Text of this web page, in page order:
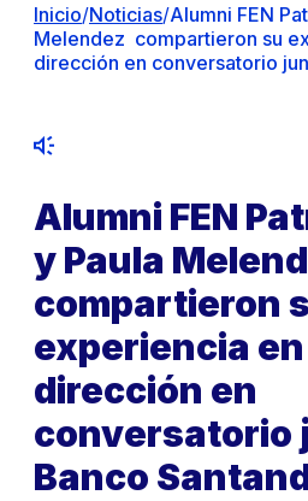
Inicio/Noticias/Alumni FEN
Melendez compartieron su
dirección en conversatorio
Alumni FEN
y Paula
compartieron
experiencia
dirección en
conversatorio
Banco